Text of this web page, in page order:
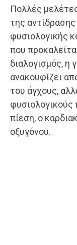
Πολλές
της
φυσιολογικής
που
διαλογισμός, η
ανακουφίζει
του άγχους,
πίεση, ο
οξυγόνου.